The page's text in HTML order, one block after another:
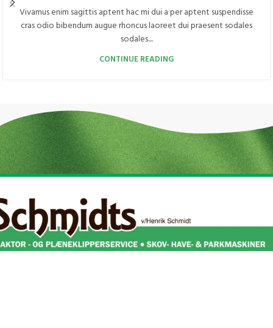
Vivamus enim sagittis aptent hac mi dui a per aptent suspendisse
cras odio bibendum augue rhoncus laoreet dui praesent sodales
sodales....
CONTINUE READING